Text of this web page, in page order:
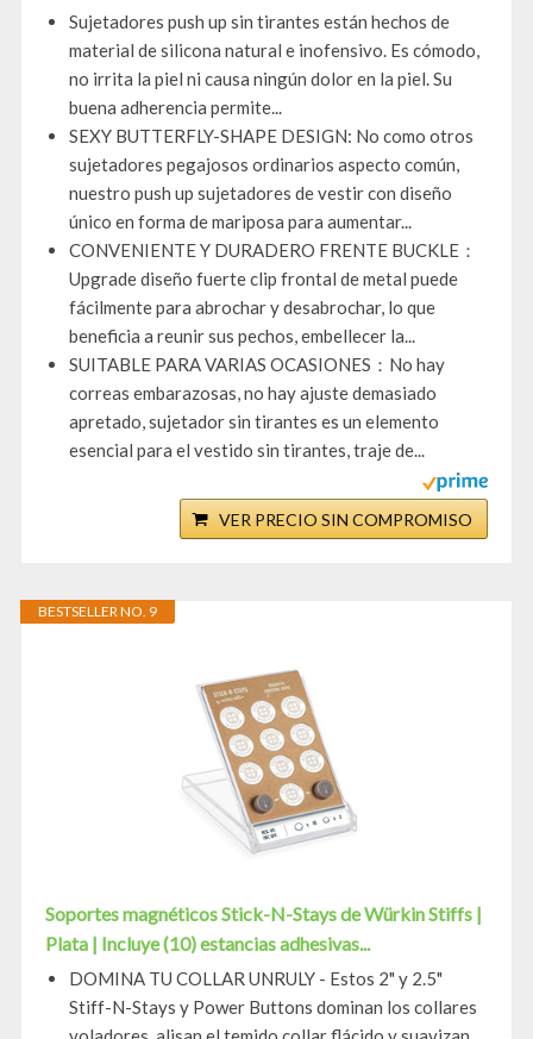
Sujetadores push up sin tirantes están hechos de
material de silicona natural e inofensivo. Es cómodo,
no irrita la piel ni causa ningún dolor en la piel. Su
buena adherencia permite...
SEXY BUTTERFLY-SHAPE DESIGN: No como otros
sujetadores pegajosos ordinarios aspecto común,
nuestro push up sujetadores de vestir con diseño
único en forma de mariposa para aumentar...
CONVENIENTE Y DURADERO FRENTE BUCKLE：
Upgrade diseño fuerte clip frontal de metal puede
fácilmente para abrochar y desabrochar, lo que
beneficia a reunir sus pechos, embellecer la...
SUITABLE PARA VARIAS OCASIONES：No hay
correas embarazosas, no hay ajuste demasiado
apretado, sujetador sin tirantes es un elemento
esencial para el vestido sin tirantes, traje de...
VER PRECIO SIN COMPROMISO
BESTSELLER NO. 9
Soportes magnéticos Stick-N-Stays de Würkin Stiffs |
Plata | Incluye (10) estancias adhesivas...
DOMINA TU COLLAR UNRULY - Estos 2" y 2.5"
Stiff-N-Stays y Power Buttons dominan los collares